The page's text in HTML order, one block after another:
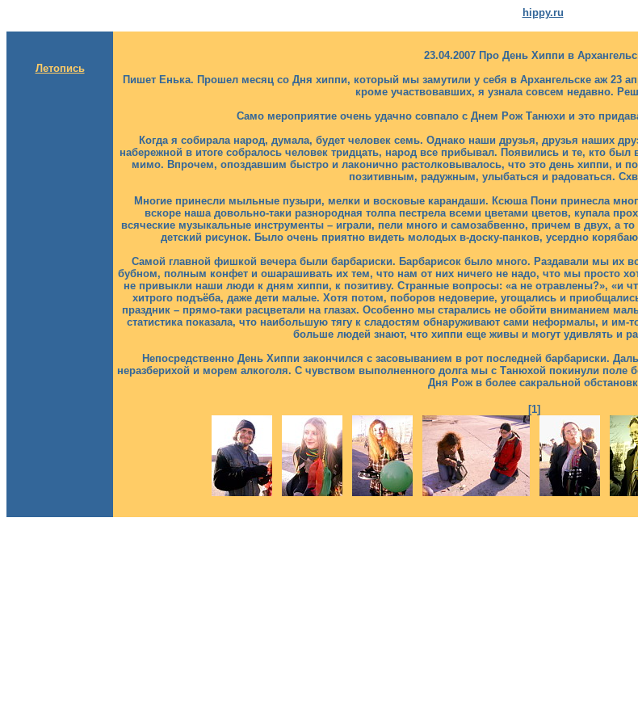
hippy.ru
Летопись
23.04.2007 Про День Хиппи в
Пишет Енька. Прошел месяц со Дня хиппи, который мы замутили у себя в Архангельске аж 23
кроме участвовавших, я узнала совсем недавно.
Само мероприятие очень удачно совпало с Днем Рож Танюхи и это
Когда я собирала народ, думала, будет человек семь. Однако наши друзья, друзья наших
набережной в итоге собралось человек тридцать, народ все прибывал. Появились и те, кто был
мимо. Впрочем, опоздавшим быстро и лаконично растолковывалось, что это день хиппи, и
позитивным, радужным, улыбаться и радоваться.
Многие принесли мыльные пузыри, мелки и восковые карандаши. Ксюша Пони принесла
вскоре наша довольно-таки разнородная толпа пестрела всеми цветами цветов, купала
всяческие музыкальные инструменты – играли, пели много и самозабвенно, причем в двух, а
детский рисунок. Было очень приятно видеть молодых в-доску-панков, усердно
Самой главной фишкой вечера были барбариски. Барбарисок было много. Раздавали мы их
бубном, полным конфет и ошарашивать их тем, что нам от них ничего не надо, что мы просто
не привыкли наши люди к дням хиппи, к позитиву. Странные вопросы: «а не отравлены?», «и
хитрого подъёба, даже дети малые. Хотя потом, поборов недоверие, угощались и
праздник – прямо-таки расцветали на глазах. Особенно мы старались не обойти вниманием
статистика показала, что наибольшую тягу к сладостям обнаруживают сами неформалы, и им-
больше людей знают, что хиппи еще живы и могут удивлять и
Непосредственно День Хиппи закончился с засовыванием в рот последней барбариски.
неразберихой и морем алкоголя. С чувством выполненного долга мы с Танюхой покинули поле
Дня Рож в более сакральной
[1]